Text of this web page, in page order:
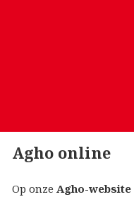
Agho online
Op onze Agho-website